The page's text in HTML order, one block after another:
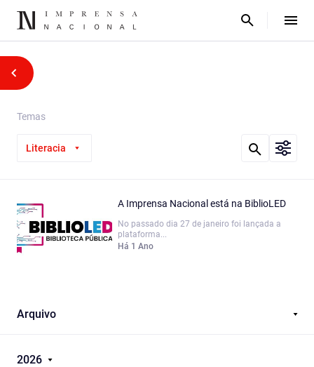
Temas
Literacia
A Imprensa Nacional está na BiblioLED
No passado dia 27 de janeiro foi lançada a
plataforma...
Há 1 Ano
Arquivo
2026